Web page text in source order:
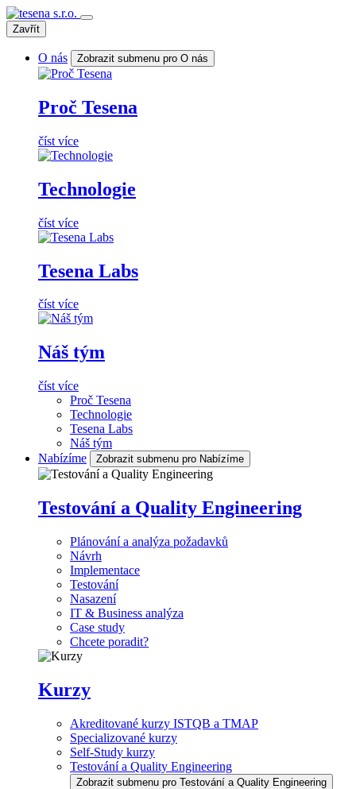
Zavřít
O nás Zobrazit submenu pro O nás
Proč Tesena
číst více
Technologie
číst více
Tesena Labs
číst více
Náš tým
číst více
Proč Tesena
Technologie
Tesena Labs
Náš tým
Nabízíme
Zobrazit submenu pro Nabízíme
Testování a Quality Engineering
Plánování a analýza požadavků
Návrh
Implementace
Testování
Nasazení
IT & Business analýza
Case study
Chcete poradit?
Kurzy
Akreditované kurzy ISTQB a TMAP
Specializované kurzy
Self-Study kurzy
Testování a Quality Engineering
Zobrazit submenu pro Testování a Quality Engineering